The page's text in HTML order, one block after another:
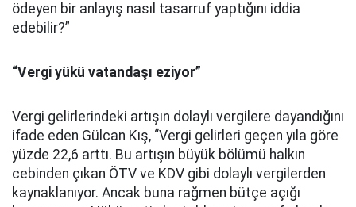
ödeyen bir anlayış nasıl tasarruf yaptığını iddia
edebilir?”
“Vergi yükü vatandaşı eziyor”
Vergi gelirlerindeki artışın dolaylı vergilere dayandığını
ifade eden Gülcan Kış, “Vergi gelirleri geçen yıla göre
yüzde 22,6 arttı. Bu artışın büyük bölümü halkın
cebinden çıkan ÖTV ve KDV gibi dolaylı vergilerden
kaynaklanıyor. Ancak buna rağmen bütçe açığı